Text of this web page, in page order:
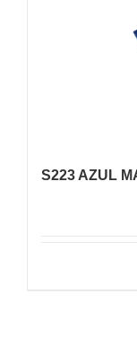
S223 AZUL